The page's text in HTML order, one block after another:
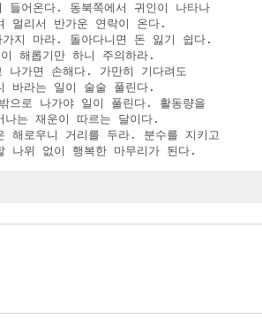
어온다. 동북쪽에서 귀인이 나타나
멀리서 반가운 연락이 온다.
지 마라. 돌아다니면 돈 잃기 쉽다.
해롭기만 하니 주의하라.
가면 손해다. 가만히 기다려도
바라는 일이 술술 풀린다.
로 나가야 일이 풀린다. 활동량을
는 재운이 따르는 달이다.
로우니 거리를 두라. 분수를 지키고
나위 없이 행복한 마무리가 된다.